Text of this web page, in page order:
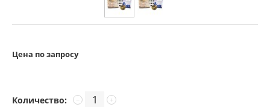
Цена по запросу
Количество: +
−